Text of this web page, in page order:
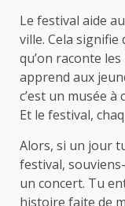
Le festival aide
ville. Cela signifie
qu’on raconte
apprend aux
c’est un musée
Et le festival,
Alors, si un jour
festival,
un concert. Tu
histoire faite de